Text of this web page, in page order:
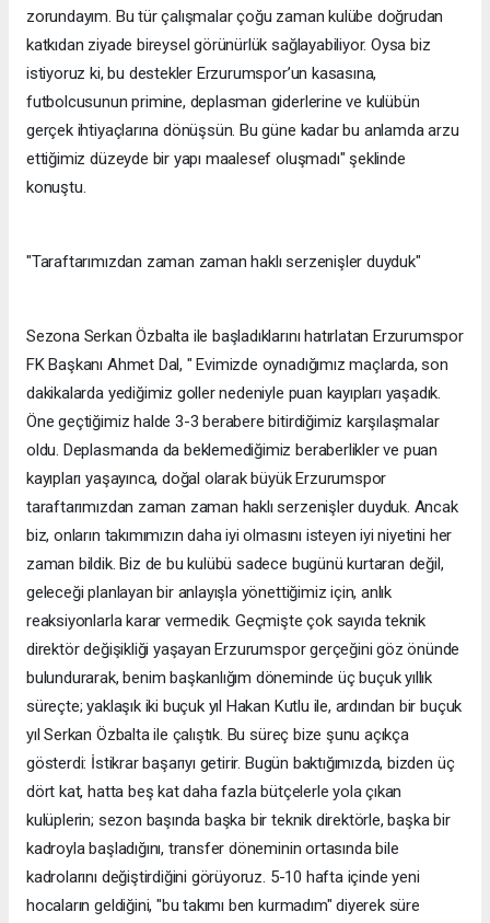
zorundayım. Bu tür çalışmalar çoğu zaman kulübe doğrudan
katkıdan ziyade bireysel görünürlük sağlayabiliyor. Oysa biz
istiyoruz ki, bu destekler Erzurumspor’un kasasına,
futbolcusunun primine, deplasman giderlerine ve kulübün
gerçek ihtiyaçlarına dönüşsün. Bu güne kadar bu anlamda arzu
ettiğimiz düzeyde bir yapı maalesef oluşmadı" şeklinde
konuştu.
"Taraftarımızdan zaman zaman haklı serzenişler duyduk"
Sezona Serkan Özbalta ile başladıklarını hatırlatan Erzurumspor
FK Başkanı Ahmet Dal, " Evimizde oynadığımız maçlarda, son
dakikalarda yediğimiz goller nedeniyle puan kayıpları yaşadık.
Öne geçtiğimiz halde 3-3 berabere bitirdiğimiz karşılaşmalar
oldu. Deplasmanda da beklemediğimiz beraberlikler ve puan
kayıpları yaşayınca, doğal olarak büyük Erzurumspor
taraftarımızdan zaman zaman haklı serzenişler duyduk. Ancak
biz, onların takımımızın daha iyi olmasını isteyen iyi niyetini her
zaman bildik. Biz de bu kulübü sadece bugünü kurtaran değil,
geleceği planlayan bir anlayışla yönettiğimiz için, anlık
reaksiyonlarla karar vermedik. Geçmişte çok sayıda teknik
direktör değişikliği yaşayan Erzurumspor gerçeğini göz önünde
bulundurarak, benim başkanlığım döneminde üç buçuk yıllık
süreçte; yaklaşık iki buçuk yıl Hakan Kutlu ile, ardından bir buçuk
yıl Serkan Özbalta ile çalıştık. Bu süreç bize şunu açıkça
gösterdi: İstikrar başarıyı getirir. Bugün baktığımızda, bizden üç
dört kat, hatta beş kat daha fazla bütçelerle yola çıkan
kulüplerin; sezon başında başka bir teknik direktörle, başka bir
kadroyla başladığını, transfer döneminin ortasında bile
kadrolarını değiştirdiğini görüyoruz. 5-10 hafta içinde yeni
hocaların geldiğini, "bu takımı ben kurmadım" diyerek süre